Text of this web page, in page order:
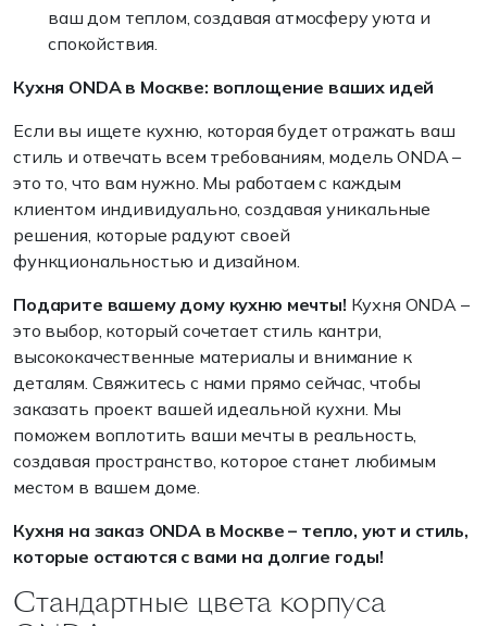
ваш дом теплом, создавая атмосферу уюта и
спокойствия.
Кухня ONDA в Москве: воплощение ваших идей
Если вы ищете кухню, которая будет отражать ваш
стиль и отвечать всем требованиям, модель ONDA –
это то, что вам нужно. Мы работаем с каждым
клиентом индивидуально, создавая уникальные
решения, которые радуют своей
функциональностью и дизайном.
Подарите вашему дому кухню мечты! Кухня ONDA –
это выбор, который сочетает стиль кантри,
высококачественные материалы и внимание к
деталям. Свяжитесь с нами прямо сейчас, чтобы
заказать проект вашей идеальной кухни. Мы
поможем воплотить ваши мечты в реальность,
создавая пространство, которое станет любимым
местом в вашем доме.
Кухня на заказ ONDA в Москве – тепло, уют и стиль,
которые остаются с вами на долгие годы!
Стандартные цвета корпуса